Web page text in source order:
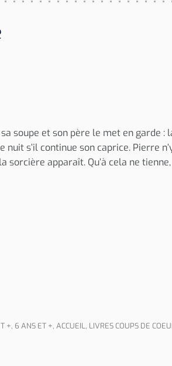
soupe et son père le met en garde :
s’il continue son caprice. Pierre
sorcière apparaît. Qu’à cela ne
+, 6 ANS ET +, ACCUEIL, LIVRES COUPS DE